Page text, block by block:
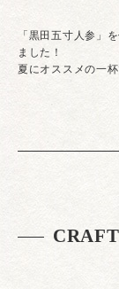
「黒田五寸人参」
ました！
夏にオススメの一杯